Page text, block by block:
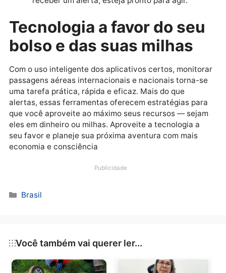
vale a pena acompanhar
por apps?
Sim. Usarmilhasde forma estratégica é uma das
formas mais eficazes de viajar mais pagando menos.
Os apps especializados, oferecem cotações em
real de passagens com milhas emitidas por terceiros,
muitas vezes com preços bem abaixo das tarifas
convencionais. Além disso, esses apps costumam ter
promoções exclusivas de final de semana, ofertas
última hora e alertas sobre bonificações de
transferência entre programas de fidelidade.
perder nenhuma oferta
em promoções costumam divulgar ofertas
Cadastre-se em newsletters: muitos apps e